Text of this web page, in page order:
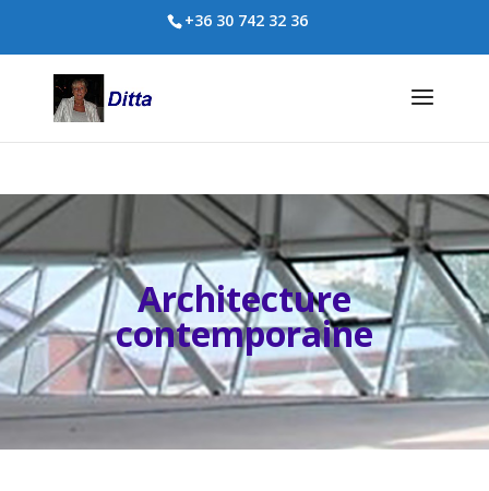
+36 30 742 32 36
Architecture
contemporaine